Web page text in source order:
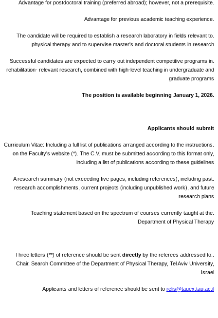
.The candidate will be required to establish a research laboratory in fields relevant to
physical therapy and to supervise master's and doctoral students in research
.Successful candidates are expected to carry out independent competitive programs in
rehabilitation- relevant research, combined with high-level teaching in undergraduate and
graduate programs
.The position is available beginning January 1, 2026
Applicants should submit
.Curriculum Vitae: Including a full list of publications arranged according to the instructions
on the Faculty's website (*). The C.V. must be submitted according to this format only,
including a list of publications according to these guidelines
.A research summary (not exceeding five pages, including references), including past
research accomplishments, current projects (including unpublished work), and future
research plans
.Teaching statement based on the spectrum of courses currently taught at the
Department of Physical Therapy
directly by the referees addressed to:
Chair, Search Committee of the Department of Physical Therapy, Tel Aviv University,
Israel
Applicants and letters of reference should be sent to relis@tauex.tau.ac.il